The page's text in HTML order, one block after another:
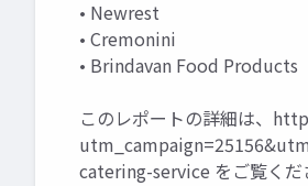
• Newrest
• Cremonini
• Brindavan Food Products
このレポートの詳細は、
catering-service をご覧くだ